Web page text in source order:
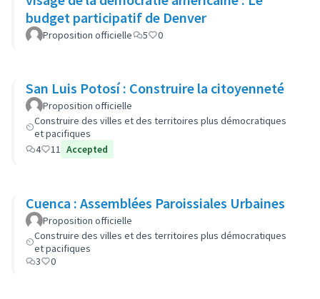
budget participatif de Denver
Proposition officielle 5 0
San Luis Potosí : Construire la citoyenneté
Proposition officielle
Construire des villes et des territoires plus démocratiques
et pacifiques
4
11 Accepted
Cuenca : Assemblées Paroissiales Urbaines
Proposition officielle
Construire des villes et des territoires plus démocratiques
et pacifiques
3
0